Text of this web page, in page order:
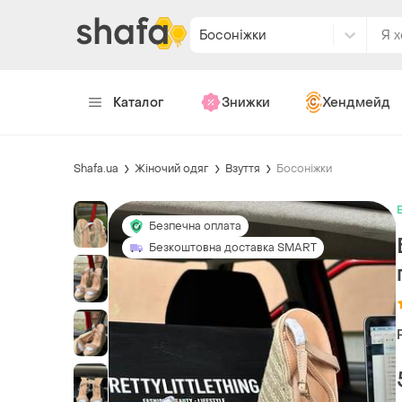
Босоніжки
Каталог Знижки Хендмейд
Shafa.ua Жіночий одяг Взуття Босоніжки
Безпечна оплата
Безкоштовна доставка SMART